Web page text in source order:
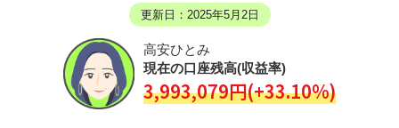
更新日：2025年5月2日
高安ひとみ
現在の口座残高(収益率)
3,993,079円(+33.10%)